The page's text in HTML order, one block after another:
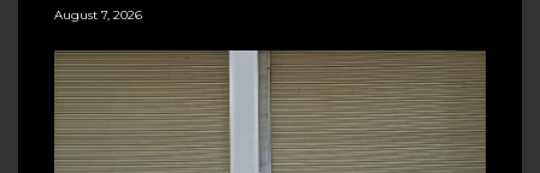
August 7, 2026